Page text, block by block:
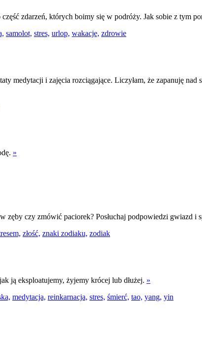
zdarzeń, których boimy się w podróży. Jak sobie z tym
samolot, stres, urlop, wakacje, zdrowie
medytacji i zajęcia rozciągające. Liczyłam, że zapanuję
»
zęby czy zmówić paciorek? Posłuchaj podpowiedzi gwiazd i
złość, znaki zodiaku, zodiak
ją eksploatujemy, żyjemy krócej lub dłużej. »
medytacja, reinkarnacja, stres, śmierć, tao, yang, yin